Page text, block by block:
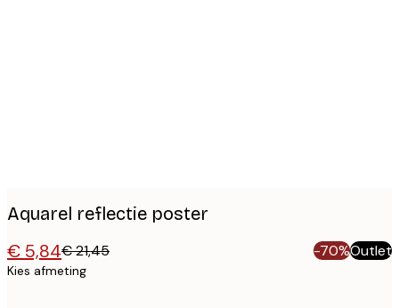
Aquarel reflectie poster
€ 5,84€ 21,45 -70%Outlet
Kies afmeting